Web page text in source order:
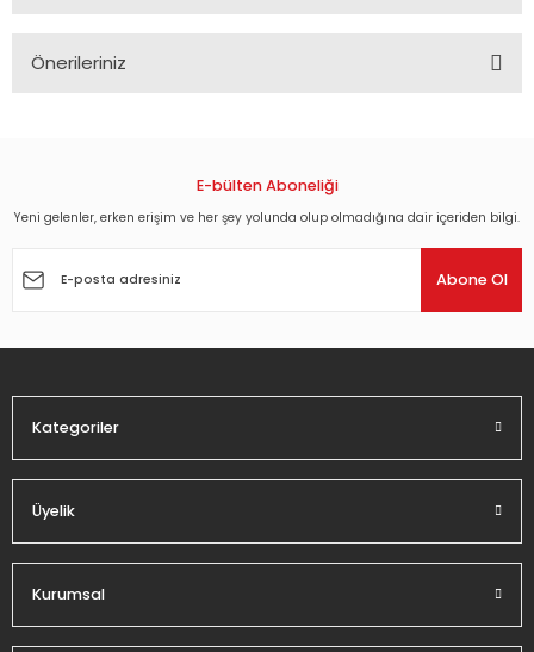
Önerileriniz
Görüş ve önerileriniz için teşekkür ederiz.
Ürün açıklamasında eksik bilgiler bulunuyor.
E-bülten Aboneliği
Yeni gelenler, erken erişim ve her şey yolunda olup olmadığına dair içeriden bilgi.
Abone Ol
Kategoriler
Üyelik
Kurumsal